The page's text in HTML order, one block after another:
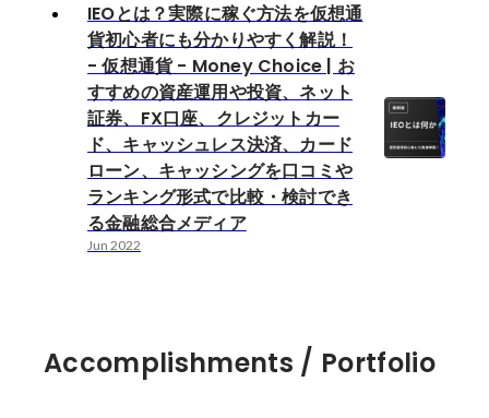
IEOとは？実際に稼ぐ方法を仮想通
貨初心者にも分かりやすく解説！
- 仮想通貨 - Money Choice | お
すすめの資産運用や投資、ネット
証券、FX口座、クレジットカー
ド、キャッシュレス決済、カード
ローン、キャッシングを口コミや
ランキング形式で比較・検討でき
る金融総合メディア
Jun 2022
Accomplishments / Portfolio